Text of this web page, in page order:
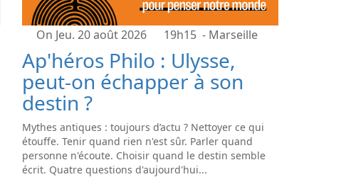
On Jeu. 20 août 2026 19h15 - Marseille
Ap'héros Philo : Ulysse,
peut-on échapper à son
destin ?
Mythes antiques : toujours d’actu ? Nettoyer ce qui
étouffe. Tenir quand rien n'est sûr. Parler quand
personne n'écoute. Choisir quand le destin semble
écrit. Quatre questions d'aujourd'hui...